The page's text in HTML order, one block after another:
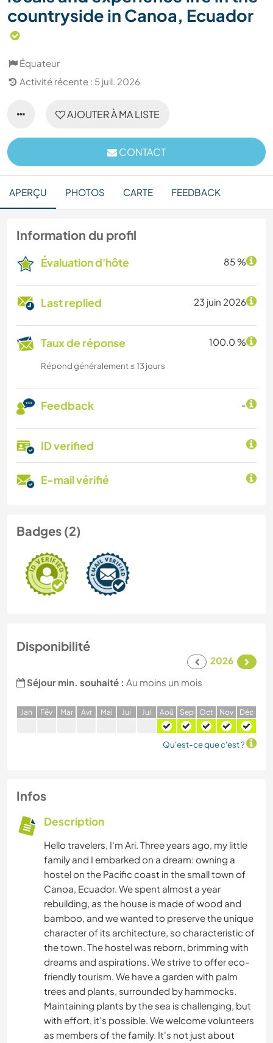
countryside in Canoa, Ecuador
Équateur
Activité récente : 5 juil. 2026
AJOUTER À MA LISTE
CONTACT
APERÇU PHOTOS CARTE FEEDBACK
Information du profil
Évaluation d'hôte 85 %
Last replied 23 juin 2026
Taux de réponse 100.0 %
Répond généralement ≤ 13 jours
Feedback -
ID verified
E-mail vérifié
Badges (2)
Disponibilité
2026
Séjour min. souhaité : Au moins un mois
Jan Fév Mar Avr Mai Jui Jui Aoû Sep Oct Nov Déc
Qu'est-ce que c'est ?
Infos
Description
Hello travelers, I'm Ari. Three years ago, my little
family and I embarked on a dream: owning a
hostel on the Pacific coast in the small town of
Canoa, Ecuador. We spent almost a year
rebuilding, as the house is made of wood and
bamboo, and we wanted to preserve the unique
character of its architecture, so characteristic of
the town. The hostel was reborn, brimming with
dreams and aspirations. We strive to offer eco-
friendly tourism. We have a garden with palm
trees and plants, surrounded by hammocks.
Maintaining plants by the sea is challenging, but
with effort, it's possible. We welcome volunteers
as members of the family. It's not just about